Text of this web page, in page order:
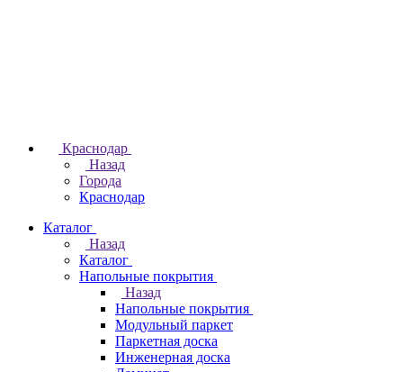
Краснодар
Назад
Города
Краснодар
Каталог
Назад
Каталог
Напольные покрытия
Назад
Напольные покрытия
Модульный паркет
Паркетная доска
Инженерная доска